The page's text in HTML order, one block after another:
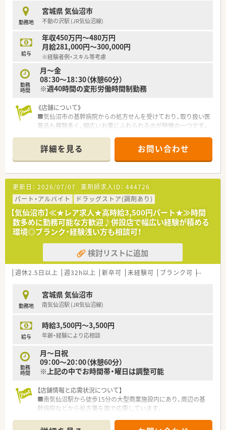
す。
≪こんな方におススメ≫
・在宅に携わりたい方
・薬剤師としてのステップアップを目指したい方
勤務地
宮城県 気仙沼市
不動の沢駅 (JR気仙沼線)
給与
年収450万円～480万円
月給281,000円～300,000円
※経験者例・スキル等考慮
勤務
時間
月～金
08：30～18：30（休憩60分）
※週40時間の変形労働時間制勤務
《店舗について》
■気仙沼市の基幹病院からの処方せんを受けており、取り扱い医
薬品も種類多く、幅広いお薬にふれられるのが特徴の一つです。
気の店舗です。
《こんな会社です》
■全国に100店舗以上（グループ含む）調剤薬局を展開している
宮城県本社の総合商社。東証1部上場です。
企業の安定性は抜群ですので、長く安心して勤務できます。
■地域貢献活動にも力を入れており、美術館、水族館の運営、仙
台に本拠地を構えるプロ野球チームのオフィシャルスポンサー
を担う企業です。
■従業員が全体で約5,000人おり、家族等関係者を含めると実質
10,000人規模の大企業。
社会的信用も厚い会社のため、従業員にとってアドバンテージ
が大きいです。
■監査システムなどの機械化が進んでいる店舗も多い為、調剤過
誤件数なども非常に少ないのも特徴です。
も積む事ができます。
■産育休取得者・時短制度適用者も非常に多い為、子育て中の薬
剤師様にも非常働きやすい職場です。
います。（実家からの勤務の場合は、適用外になります）
■年間休日は124日ございます。
■契約社員制度（30時間勤務）もございまして、給与も16分割で
支給されます。
■薬剤師1人あたり20～25枚の処方箋を目安に人員配置してい
す。
詳細を見る お問い合わせ
更新日： 2026/07/07 薬剤師求人ID： 444726
パート・アルバイト
ドラッグストア(調剤あり)
【気仙沼市】≪★レア求人★高時給3,500円パート★≫時間
数多めに勤務可能な方歓迎♪併設店で幅広い経験が積める
環境◎ブランク・経験浅い方も相談可！
検討リストに追加
週休2.5日以上 週32h以上 新卒可 未経験可 ブランク可 Ｗワー
勤務地
宮城県 気仙沼市
南気仙沼駅 (JR気仙沼線)
給与
時給3,500円～3,500円
年齢・経験により応相談
勤務
時間
月～日祝
09：00～20：00（休憩60分）
※上記の中でお時間帯・曜日は調整可能
【店舗情報と応需状況について】
■南気仙沼駅から徒歩15分の大型商業施設内にあり、周辺の基
幹病院などから処方箋を面で応需しています。
丁寧な服薬指導を行うことが可能です。